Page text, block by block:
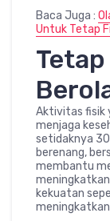
Baca Juga :
Untuk Tetap
Aktivitas fisik
menjaga
setidaknya
berenang,
membantu
kekuatan